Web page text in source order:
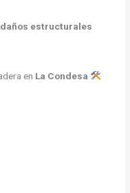
estructurales
en La Condesa